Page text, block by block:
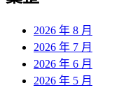
2026 年 8 月
2026 年 7 月
2026 年 6 月
2026 年 5 月